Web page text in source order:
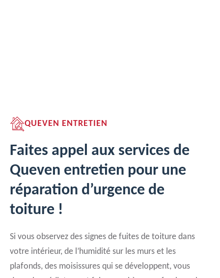
QUEVEN ENTRETIEN
Faites appel aux services de
Queven entretien pour une
réparation d’urgence de
toiture !
Si vous observez des signes de fuites de toiture dans
votre intérieur, de l’humidité sur les murs et les
plafonds, des moisissures qui se développent, vous